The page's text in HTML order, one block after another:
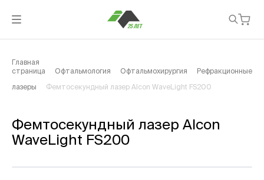
Главная
страница
Офтальмология Офтальмохирургия Рефракционные
лазеры Фемтосекундный лазер Alcon WaveLight FS200
Фемтосекундный лазер Alcon
WaveLight FS200